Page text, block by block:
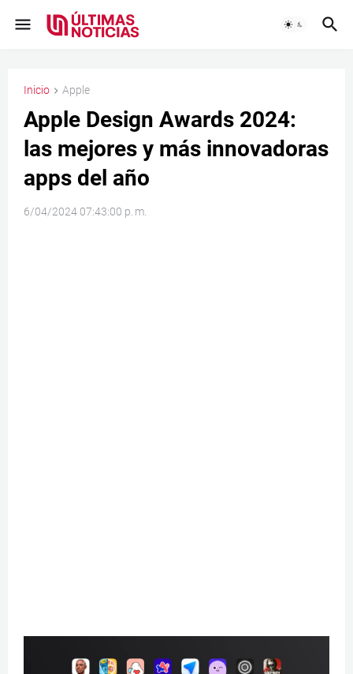
Inicio Apple
Apple Design Awards 2024:
las mejores y más innovadoras
apps del año
6/04/2024 07:43:00 p. m.